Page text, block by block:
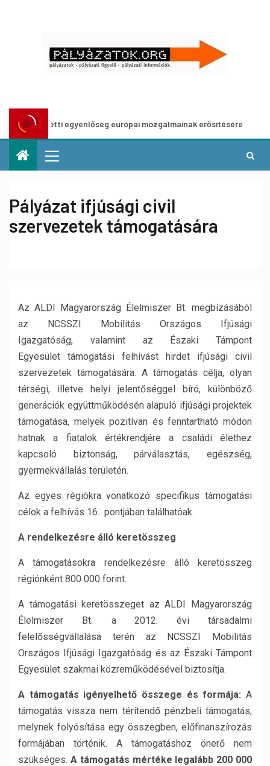
egyenlőség európai mozgalmainak erősítésére
Pályázat ifjúsági civil
szervezetek támogatására
Az ALDI Magyarország Élelmiszer Bt. megbízásából
az NCSSZI Mobilitás Országos Ifjúsági
Igazgatóság, valamint az Északi Támpont
Egyesület támogatási felhívást hirdet ifjúsági civil
szervezetek támogatására. A támogatás célja, olyan
térségi, illetve helyi jelentőséggel bíró, különböző
generációk együttműködésén alapuló ifjúsági projektek
támogatása, melyek pozitívan és fenntartható módon
hatnak a fiatalok értékrendjére a családi élethez
kapcsoló biztonság, párválasztás, egészség,
gyermekvállalás területén.
Az egyes régiókra vonatkozó specifikus támogatási
célok a felhívás 16. pontjában találhatóak.
A rendelkezésre álló keretösszeg
A támogatásokra rendelkezésre álló keretösszeg
régiónként 800 000 forint.
A támogatási keretösszeget az ALDI Magyarország
Élelmiszer Bt. a 2012. évi társadalmi
felelősségvállalása terén az NCSSZI Mobilitás
Országos Ifjúsági Igazgatóság és az Északi Támpont
Egyesület szakmai közreműködésével biztosítja.
A támogatás igényelhető összege és formája: A
támogatás vissza nem térítendő pénzbeli támogatás,
melynek folyósítása egy összegben, előfinanszírozás
formájában történik. A támogatáshoz önerő nem
szükséges. A támogatás mértéke legalább 200 000